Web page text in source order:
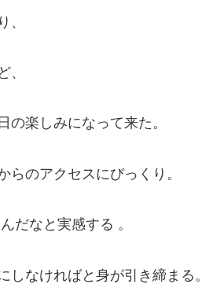
、
、
の楽しみになって来た。
のアクセスにびっくり。
だなと実感する 。
なければと身が引き締まる。